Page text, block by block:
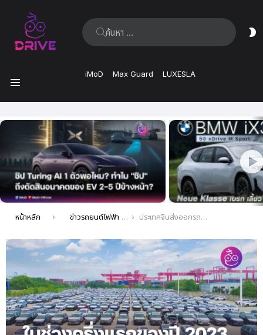
ค้นหา:
iMoD Max Guard LUXESLA
ล่าสุด
คุณอยู่ที่นี่:
หน้าหลัก ข่าวรถยนต์ไฟฟ้า EV ล่าสุด ประเทศจีนส่งออกรถยนต์มากกว่า 2 ล้านคัน ในช่วงครึ่งแรกของปี 2023 : BYD และ Chery เติบโตเร็วที่สุด